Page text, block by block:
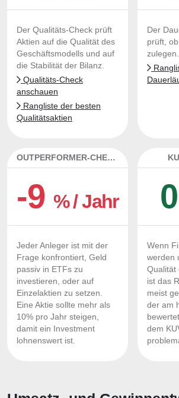
Der Qualitäts-Check prüft
Aktien auf die Qualität des
Geschäftsmodells und auf
die Stabilität der Bilanz.
Qualitäts-Check
anschauen
Rangliste der besten
Qualitätsaktien
Der
prüft,
zulegen.
OUTPERFORMER-CHECK
-9 % / Jahr
Jeder Anleger ist mit der
Frage konfrontiert, Geld
passiv in ETFs zu
investieren, oder auf
Einzelaktien zu setzen.
Eine Aktie sollte mehr als
10% pro Jahr steigen,
damit ein Investment
lohnenswert ist.
0
Wenn
werden
Qualität
ist das
meist
der am
dem